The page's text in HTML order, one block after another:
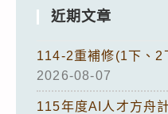
近期文章
114-2重補修(1下、2
2026-08-07
115年度AI人才方舟